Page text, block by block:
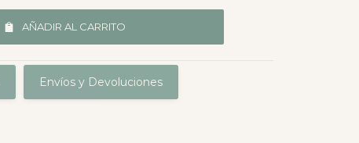
AÑADIR AL CARRITO
Envíos y Devoluciones